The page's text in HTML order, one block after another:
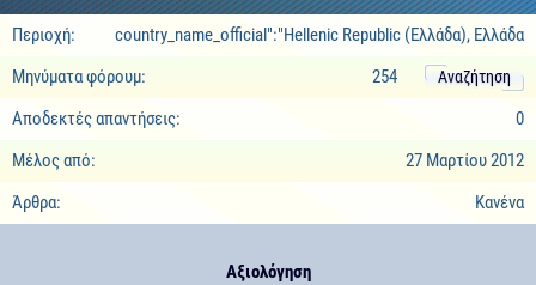
Περιοχή:
country_name_official":"Hellenic Republic (Ελλάδα), Ελλάδα
Μηνύματα φόρουμ:
254 Αναζήτηση
Αποδεκτές απαντήσεις:
0
Μέλος από:
27 Μαρτίου 2012
Άρθρα:
Κανένα
Αξιολόγηση